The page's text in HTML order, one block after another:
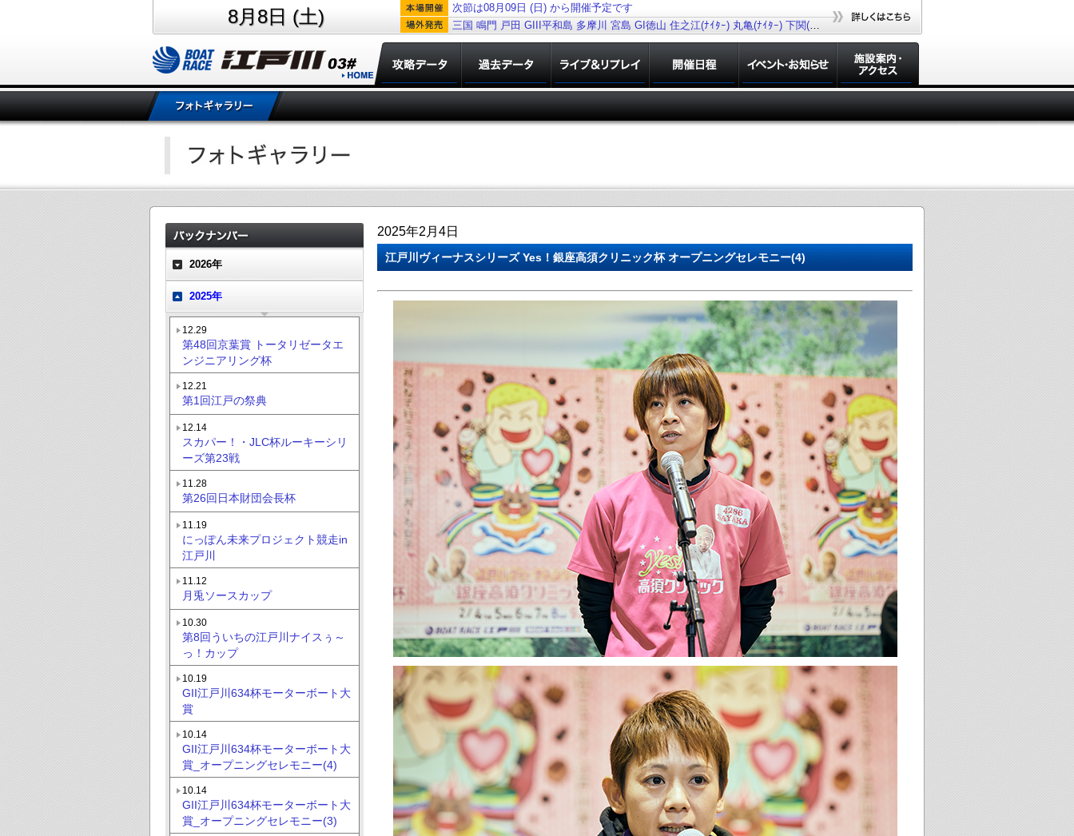
8月8日 (土)
次節は08月09日 (日) から開催予定です
三国 鳴門 戸田 GIII平和島 多摩川 宮島 GI徳山 住之江(ﾅｲﾀｰ) 丸亀(ﾅｲﾀｰ) 下関(ﾅｲﾀｰ) 若松(ﾅｲﾀｰ)
2026年
2025年
12.29
第48回京葉賞 トータリゼータエ
ンジニアリング杯
12.21
第1回江戸の祭典
12.14
スカパー！・JLC杯ルーキーシリ
ーズ第23戦
11.28
第26回日本財団会長杯
11.19
にっぽん未来プロジェクト競走in
江戸川
11.12
月兎ソースカップ
10.30
第8回ういちの江戸川ナイスぅ～
っ！カップ
10.19
GII江戸川634杯モーターボート大
賞
10.14
GII江戸川634杯モーターボート大
賞_オープニングセレモニー(4)
10.14
GII江戸川634杯モーターボート大
賞_オープニングセレモニー(3)
2025年2月4日
江戸川ヴィーナスシリーズ Yes！銀座高須クリニック杯 オープニングセレモニー(4)